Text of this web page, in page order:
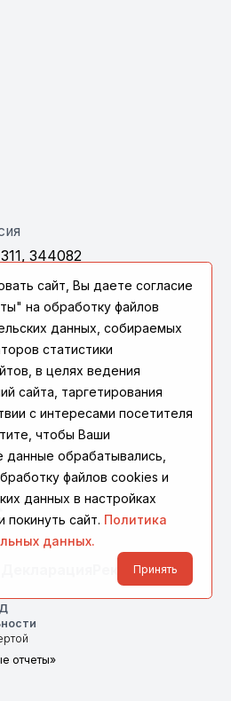
344082
Реквизиты
отчеты»
сайт, Вы даете согласие
на обработку файлов
данных, собираемых
статистики
в целях ведения
сайта, таргетирования
с интересами посетителя
чтобы Ваши
обрабатывались,
файлов cookies и
данных в настройках
покинуть сайт. Политика
данных.
Принять